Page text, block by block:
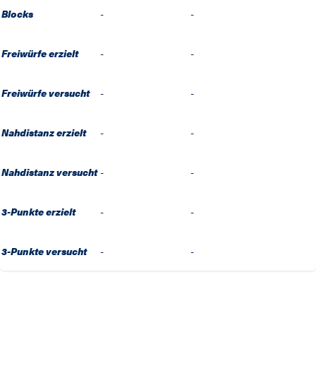
Blocks - -
Freiwürfe erzielt - -
Freiwürfe versucht - -
Nahdistanz erzielt - -
Nahdistanz versucht - -
3-Punkte erzielt - -
3-Punkte versucht - -